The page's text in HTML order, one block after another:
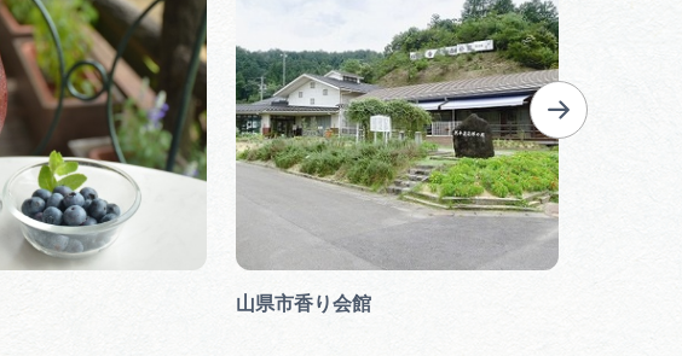
山県市香り会館